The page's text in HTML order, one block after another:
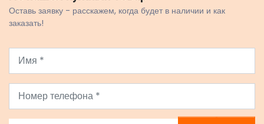
Оставь заявку - расскажем, когда будет в наличии и как
заказать!